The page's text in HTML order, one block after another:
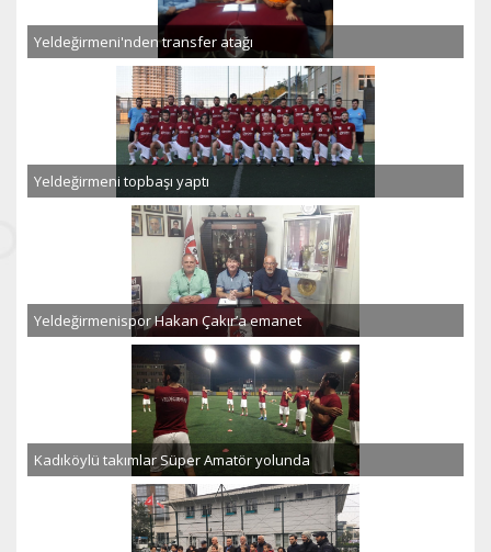
Yeldeğirmeni'nden transfer atağı
Yeldeğirmeni topbaşı yaptı
Yeldeğirmenispor Hakan Çakır’a emanet
Kadıköylü takımlar Süper Amatör yolunda